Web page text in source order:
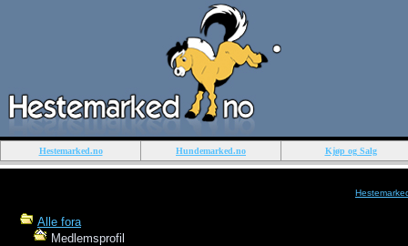
Hestemarked.no Hundemarked.no Kjøp og Salg
Alle fora
Medlemsprofil